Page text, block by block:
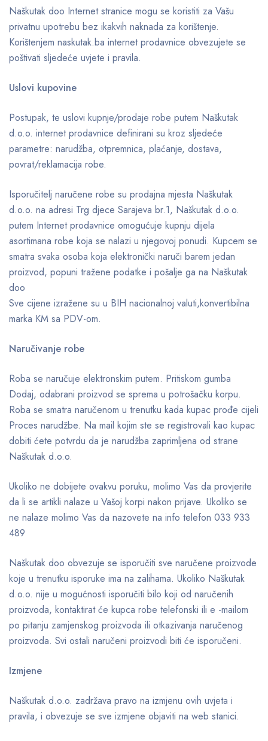
Naškutak doo Internet stranice mogu se koristiti za Vašu
privatnu upotrebu bez ikakvih naknada za korištenje.
Korištenjem naskutak.ba internet prodavnice obvezujete se
poštivati sljedeće uvjete i pravila.
Uslovi kupovine
Postupak, te uslovi kupnje/prodaje robe putem Naškutak
d.o.o. internet prodavnice definirani su kroz sljedeće
parametre: narudžba, otpremnica, plaćanje, dostava,
povrat/reklamacija robe.
Isporučitelj naručene robe su prodajna mjesta Naškutak
d.o.o. na adresi Trg djece Sarajeva br.1, Naškutak d.o.o.
putem Internet prodavnice omogućuje kupnju dijela
asortimana robe koja se nalazi u njegovoj ponudi. Kupcem se
smatra svaka osoba koja elektronički naruči barem jedan
proizvod, popuni tražene podatke i pošalje ga na Naškutak
doo
Sve cijene izražene su u BIH nacionalnoj valuti,konvertibilna
marka KM sa PDV-om.
Naručivanje robe
Roba se naručuje elektronskim putem. Pritiskom gumba
Dodaj, odabrani proizvod se sprema u potrošačku korpu.
Roba se smatra naručenom u trenutku kada kupac prođe cijeli
Proces narudžbe. Na mail kojim ste se registrovali kao kupac
dobiti ćete potvrdu da je narudžba zaprimljena od strane
Naškutak d.o.o.
Ukoliko ne dobijete ovakvu poruku, molimo Vas da provjerite
da li se artikli nalaze u Vašoj korpi nakon prijave. Ukoliko se
ne nalaze molimo Vas da nazovete na info telefon 033 933
489
Naškutak doo obvezuje se isporučiti sve naručene proizvode
koje u trenutku isporuke ima na zalihama. Ukoliko Naškutak
d.o.o. nije u mogućnosti isporučiti bilo koji od naručenih
proizvoda, kontaktirat će kupca robe telefonski ili e -mailom
po pitanju zamjenskog proizvoda ili otkazivanja naručenog
proizvoda. Svi ostali naručeni proizvodi biti će isporučeni.
Izmjene
Naškutak d.o.o. zadržava pravo na izmjenu ovih uvjeta i
pravila, i obvezuje se sve izmjene objaviti na web stanici.